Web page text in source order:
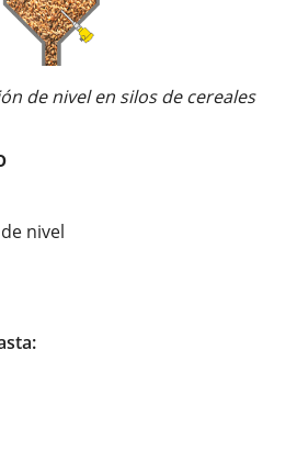
de nivel en silos de cereales
nivel